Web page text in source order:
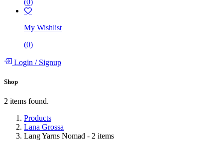
My Wishlist
(0)
Login /Signup
Shop
2 items found.
Products
Lana Grossa
Lang Yarns Nomad - 2 items